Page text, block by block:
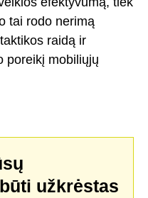
tai rodo nerimą
raidą ir
poreikį mobiliųjų
užkrėstas